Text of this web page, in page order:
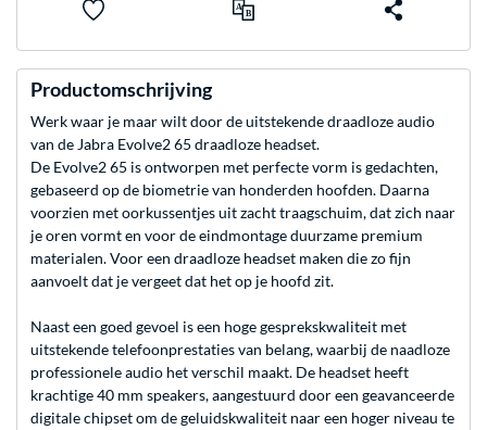
Productomschrijving
Werk waar je maar wilt door de uitstekende draadloze audio
van de Jabra Evolve2 65 draadloze headset.
De Evolve2 65 is ontworpen met perfecte vorm is gedachten,
gebaseerd op de biometrie van honderden hoofden. Daarna
voorzien met oorkussentjes uit zacht traagschuim, dat zich naar
je oren vormt en voor de eindmontage duurzame premium
materialen. Voor een draadloze headset maken die zo fijn
aanvoelt dat je vergeet dat het op je hoofd zit.
Naast een goed gevoel is een hoge gesprekskwaliteit met
uitstekende telefoonprestaties van belang, waarbij de naadloze
professionele audio het verschil maakt. De headset heeft
krachtige 40 mm speakers, aangestuurd door een geavanceerde
digitale chipset om de geluidskwaliteit naar een hoger niveau te